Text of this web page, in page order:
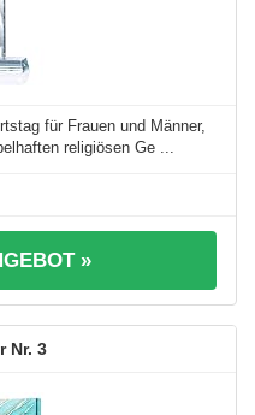
für Frauen und Männer,
religiösen Ge ...
»
3